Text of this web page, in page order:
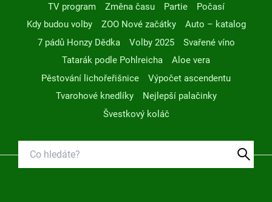
TV program
Změna času Partie
Počasí
Kdy budou volby
ZOO Nové začátky
Auto – katalog
7 pádů Honzy Dědka
Volby 2025
Svařené víno
Tatarák podle Pohlreicha
Aloe vera
Pěstování lichořeřišnice
Výpočet ascendentu
Tvarohové knedlíky
Nejlepší palačinky
Švestkový koláč